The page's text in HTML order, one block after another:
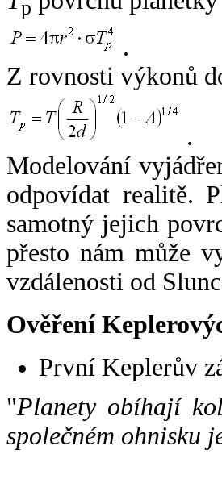
p
.
Z rovnosti výkonů
.
Modelování
odpovídat realitě.
samotný jejich
přesto nám může
vzdálenosti od
Ověření
První Keplerův
"Planety obíhají
společném ohnisku